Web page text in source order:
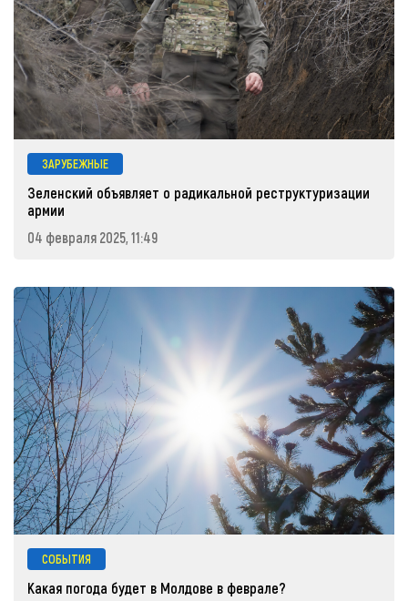
ЗАРУБЕЖНЫЕ
Зеленский объявляет о радикальной реструктуризации
армии
04 февраля 2025, 11:49
СОБЫТИЯ
Какая погода будет в Молдове в феврале?